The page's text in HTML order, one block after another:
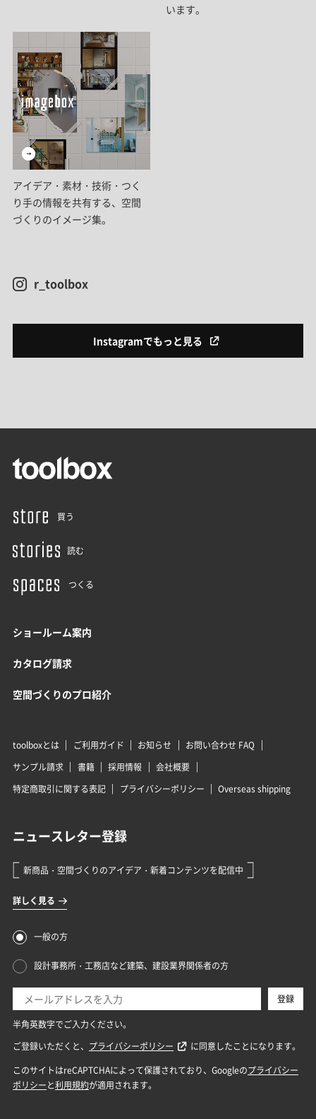
います。
アイデア・素材・技術・つく
り手の情報を共有する、空間
づくりのイメージ集。
r_toolbox
Instagramでもっと見る
買う
読む
つくる
ショールーム案内
カタログ請求
空間づくりのプロ紹介
toolboxとは ご利用ガイド お知らせ
お問い合わせ FAQ
サンプル請求
書籍 採用情報
会社概要
特定商取引に関する表記
プライバシーポリシー Overseas shipping